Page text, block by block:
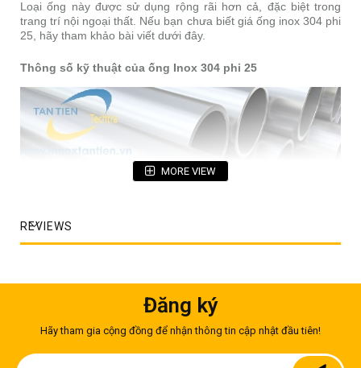
Loại ống này được sử dụng rộng rãi hơn cả, đặc biệt trong
trang trí nội ngoại thất. Nếu bạn chưa biết giá ống inox 304 phi
25, hãy tham khảo bài viết dưới đây.
Thông số kỹ thuật của ống Inox 304 phi 25
Ống inox 304 phi 25mm
Mác thép: 304, hoặc 304L
Kích thước:
MORE VIEW
REVIEWS
Đăng ký
Hãy tham gia cộng đồng để nhận thông tin cập nhật đầu tiên!
Sign